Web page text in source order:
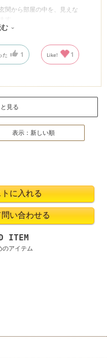
関から部屋の中を、見えな
毎日仕事から帰るのが楽し
た 1 Like! 1
見る
表示：新しい順
ITEM
のアイテム